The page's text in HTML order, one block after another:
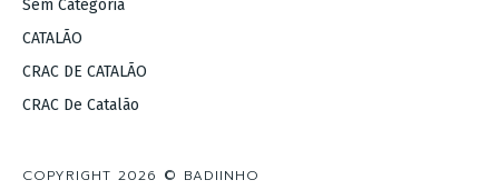
Sem Categoria
CATALÃO
CRAC DE CATALÃO
CRAC De Catalão
COPYRIGHT 2026 © BADIINHO